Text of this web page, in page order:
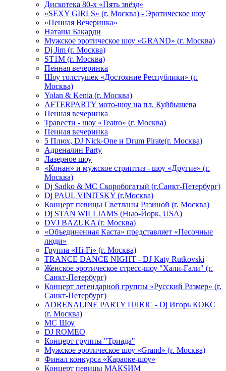
Дискотека 80-х «Пять звёзд»
«SEXY GIRLS» (г. Москва) - Эротическое шоу
«Пенная Вечеринка»
Hаташа Бакарди
Мужское эротическое шоу «GRAND» (г. Москва)
Dj Jim (г. Москва)
ST1M (г. Москва)
Пенная вечеринка
Шоу толстушек «Достояние Республики» (г.
Москва)
Yolan & Kenia (г. Москва)
AFTERPARTY мото-шоу на пл. Куйбышева
Пенная вечеринка
Травести - шоу «Teatro» (г. Москва)
Пенная вечеринка
5 Плюх, DJ Nick-One и Drum Pirate(г. Москва)
Адреналин Party
Лазерное шоу
«Конан» и мужское стриптиз - шоу «Другие» (г.
Москва)
Dj Sadko & МС Скоробогатый (г.Санкт-Петербург)
Dj PAUL VINITSKY (г.Москва)
Концерт певицы Светланы Разиной (г. Москва)
Dj STAN WILLIAMS (Нью-Йорк, USA)
DVJ BAZUKA (г. Москва)
«Объединенная Каста» представляет «Песочные
люди»
Группа «Hi-Fi» (г. Москва)
TRANCE DANCE NIGHT - DJ Katy Rutkovski
Женское эротическое стресс-шоу "Хали-Гали" (г.
Санкт-Петербург)
Концерт легендарной группы «Русский Размер» (г.
Санкт-Петербург)
ADRENALINE PARTY ПЛЮС - Dj Игорь КОКС
(г. Москва)
MC Шоу
DJ ROMEO
Концерт группы "Триада"
Мужское эротическое шоу «Grand» (г. Москва)
Финал конкурса «Караоке-шоу»
Концерт певицы МАКSИМ